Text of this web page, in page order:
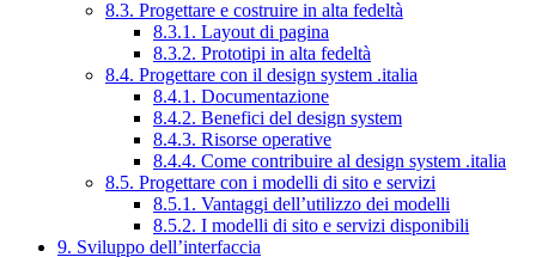
8.3. Progettare e costruire in alta fedeltà
8.3.1. Layout di pagina
8.3.2. Prototipi in alta fedeltà
8.4. Progettare con il design system .italia
8.4.1. Documentazione
8.4.2. Benefici del design system
8.4.3. Risorse operative
8.4.4. Come contribuire al design system .italia
8.5. Progettare con i modelli di sito e servizi
8.5.1. Vantaggi dell’utilizzo dei modelli
8.5.2. I modelli di sito e servizi disponibili
9. Sviluppo dell’interfaccia